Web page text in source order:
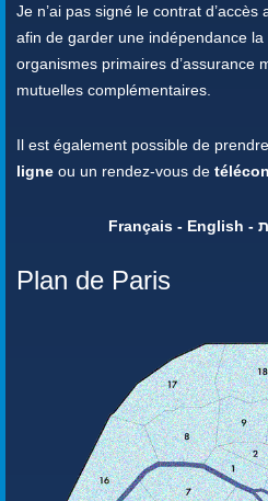
Je n’ai pas signé le contrat d’accès
afin de garder une indépendance
organismes primaires d’assurance
mutuelles complémentaires.
Il est également possible de
ligne ou un rendez-vous de
Plan de Paris